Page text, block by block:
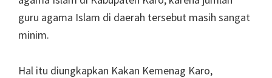
guru agama Islam di daerah tersebut masih sangat
minim.
Hal itu diungkapkan Kakan Kemenag Karo,